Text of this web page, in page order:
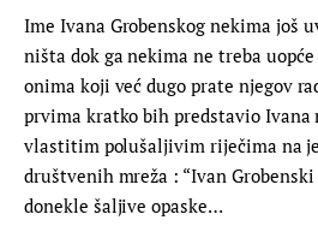
Ime Ivana Grobenskog nekima još
ništa dok ga nekima ne treba
onima koji već dugo prate njegov
prvima kratko bih predstavio Ivana
vlastitim polušaljivim riječima na
društvenih mreža : “Ivan
donekle šaljive opaske…